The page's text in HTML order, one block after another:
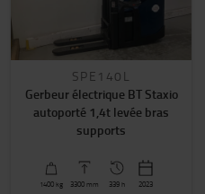
SPE140L
Gerbeur électrique BT Staxio
autoporté 1,4t levée bras
supports
1400 kg 3300 mm 339 h 2023